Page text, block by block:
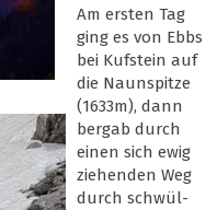
Am ersten Tag
ging es von Ebbs
bei Kufstein auf
die Naunspitze
(1633m), dann
bergab durch
einen sich ewig
ziehenden Weg
durch schwül-